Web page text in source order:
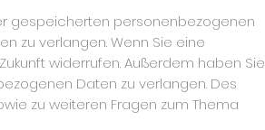
gespeicherten personenbezogenen
zu verlangen. Wenn Sie eine
widerrufen. Außerdem haben Sie
Daten zu verlangen. Des
zu weiteren Fragen zum Thema